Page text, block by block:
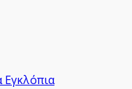
Εγκλόπια